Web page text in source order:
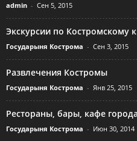
admin - Сен 5, 2015
Экскурсии по Костромскому
Государыня Кострома - Сен 3, 2015
Развлечения Костромы
Государыня Кострома - Янв 25, 2015
Рестораны, бары, кафе
Государыня Кострома - Июн 30, 2014